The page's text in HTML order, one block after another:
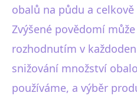
obalů na půdu a
Zvýšené povědomí
rozhodnutím v
snižování množství
používáme, a výběr